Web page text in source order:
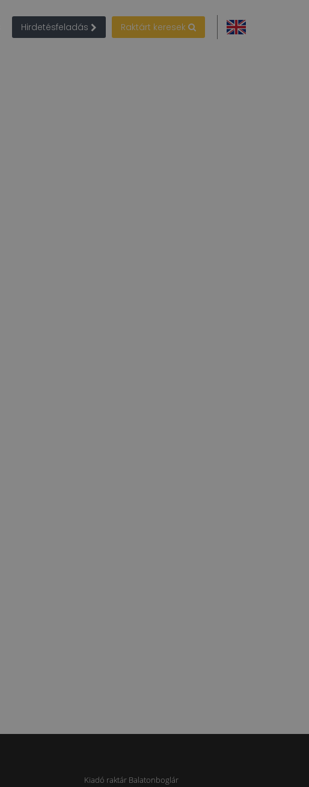
Hirdetésfeladás Raktárt keresek
Kiadó raktár Balatonboglár